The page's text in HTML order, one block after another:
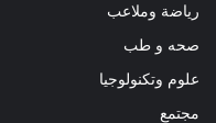
رياضة وملاعب
صحه و طب
علوم وتكنولوجيا
مجتمع